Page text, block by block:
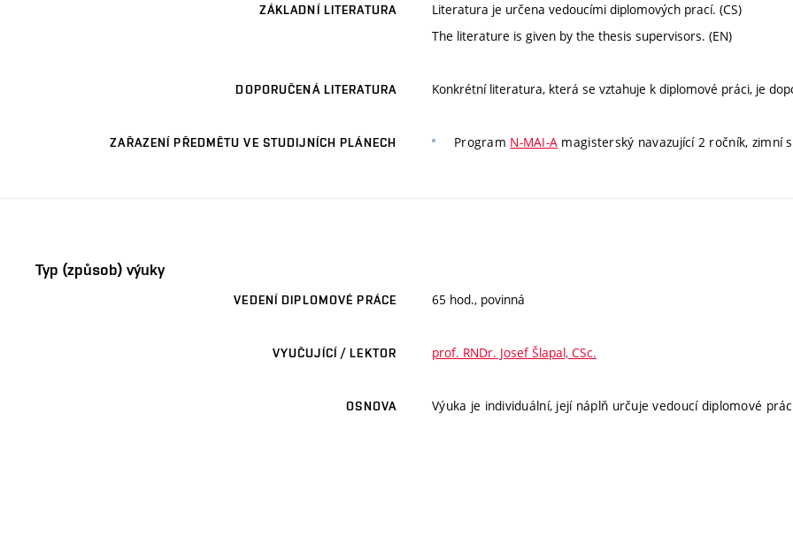
ZÁKLADNÍ LITERATURA
Literatura je určena vedoucími diplomových prací. (CS)
The literature is given by the thesis supervisors. (EN)
DOPORUČENÁ LITERATURA Konkrétní literatura, která se vztahuje k diplomové práci, je
ZAŘAZENÍ PŘEDMĚTU VE STUDIJNÍCH PLÁNECH Program N-MAI-A magisterský navazující 2 ročník, zimní
Typ (způsob) výuky
VEDENÍ DIPLOMOVÉ PRÁCE 65 hod., povinná
VYUČUJÍCÍ / LEKTOR prof. RNDr. Josef Šlapal, CSc.
OSNOVA Výuka je individuální, její náplň určuje vedoucí diplomové